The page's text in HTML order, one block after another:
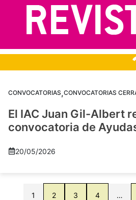
CONVOCATORIAS,CONVOCATORIAS
El IAC Juan Gil-Albert
convocatoria de
20/05/2026
1 2 3 4 …